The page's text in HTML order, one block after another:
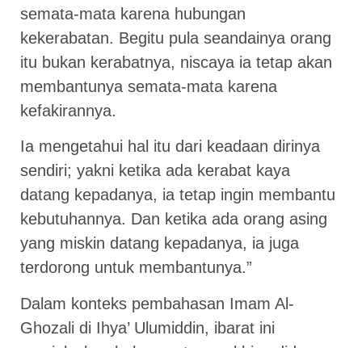
semata-mata karena hubungan
kekerabatan. Begitu pula seandainya orang
itu bukan kerabatnya, niscaya ia tetap akan
membantunya semata-mata karena
kefakirannya.
Ia mengetahui hal itu dari keadaan dirinya
sendiri; yakni ketika ada kerabat kaya
datang kepadanya, ia tetap ingin membantu
kebutuhannya. Dan ketika ada orang asing
yang miskin datang kepadanya, ia juga
terdorong untuk membantunya.”
Dalam konteks pembahasan Imam Al-
Ghozali di Ihya’ Ulumiddin, ibarat ini